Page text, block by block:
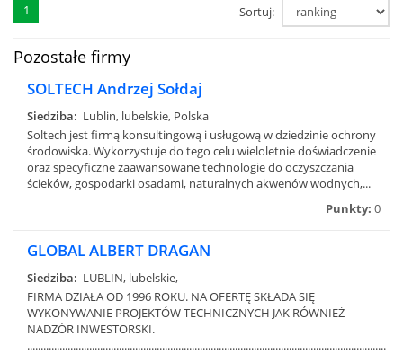
1 Sortuj:
Pozostałe firmy
SOLTECH Andrzej Sołdaj
Siedziba: Lublin, lubelskie, Polska
Soltech jest firmą konsultingową i usługową w dziedzinie ochrony
środowiska. Wykorzystuje do tego celu wieloletnie doświadczenie
oraz specyficzne zaawansowane technologie do oczyszczania
ścieków, gospodarki osadami, naturalnych akwenów wodnych,...
Punkty: 0
GLOBAL ALBERT DRAGAN
Siedziba: LUBLIN, lubelskie,
FIRMA DZIAŁA OD 1996 ROKU. NA OFERTĘ SKŁADA SIĘ
WYKONYWANIE PROJEKTÓW TECHNICZNYCH JAK RÓWNIE
NADZÓR INWESTORSKI.
.....................................................................................................................................